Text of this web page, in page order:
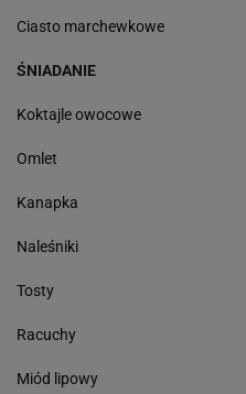
Ciasto marchewkowe
ŚNIADANIE
Koktajle owocowe
Omlet
Kanapka
Naleśniki
Tosty
Racuchy
Miód lipowy